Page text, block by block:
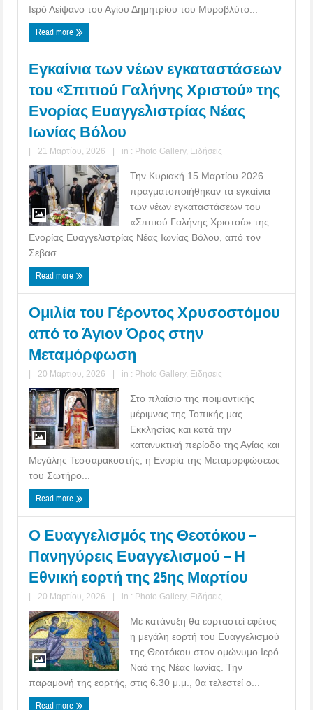
Ιερό Λείψανο του Αγίου Δημητρίου του Μυροβλύτο...
Read more
Εγκαίνια των νέων εγκαταστάσεων
του «Σπιτιού Γαλήνης Χριστού» της
Ενορίας Ευαγγελιστρίας Νέας
Ιωνίας Βόλου
| 21 Μαρτίου, 2026 | in : Photo Gallery, Ειδήσεις
Την Κυριακή 15 Μαρτίου 2026
πραγματοποιήθηκαν τα εγκαίνια
των νέων εγκαταστάσεων του
«Σπιτιού Γαλήνης Χριστού» της
Ενορίας Ευαγγελιστρίας Νέας Ιωνίας Βόλου, από τον
Σεβασ...
Read more
Ομιλία του Γέροντος Χρυσοστόμου
από το Άγιον Όρος στην
Μεταμόρφωση
| 20 Μαρτίου, 2026 | in : Photo Gallery, Ειδήσεις
Στο πλαίσιο της ποιμαντικής
μέριμνας της Τοπικής μας
Εκκλησίας και κατά την
κατανυκτική περίοδο της Αγίας και
Μεγάλης Τεσσαρακοστής, η Ενορία της Μεταμορφώσεως
του Σωτήρο...
Read more
Ο Ευαγγελισμός της Θεοτόκου –
Πανηγύρεις Ευαγγελισμού – Η
Εθνική εορτή της 25ης Μαρτίου
| 20 Μαρτίου, 2026 | in : Photo Gallery, Ειδήσεις
Με κατάνυξη θα εορταστεί εφέτος
η μεγάλη εορτή του Ευαγγελισμού
της Θεοτόκου στον ομώνυμο Ιερό
Ναό της Νέας Ιωνίας. Την
παραμονή της εορτής, στις 6.30 μ.μ., θα τελεστεί ο...
Read more